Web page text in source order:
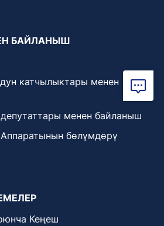
БАЙЛАНЫШ
катчылыктары менен
менен байланыш
бөлүмдөрү
Кеңеш